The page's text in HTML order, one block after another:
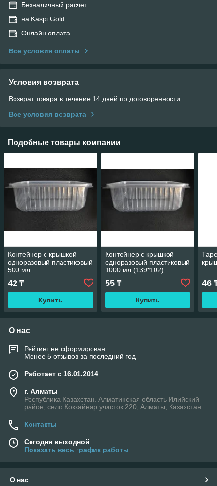
Безналичный расчет
на Kaspi Gold
Онлайн оплата
Все условия оплаты
Условия возврата
Возврат товара в течение 14 дней по договоренности
Все условия возврата
Подобные товары компании
Контейнер с крышкой
одноразовый пластиковый
500 мл
42 ₸
Купить
Контейнер с крышкой
одноразовый пластиковый
1000 мл (139*102)
55₸
Купить
46
О нас
Рейтинг не сформирован
Менее 5 отзывов за последний год
Работает с 16.01.2014
г. Алматы
Республика Казахстан, Алматинская область Илийский
район, село Коккайнар участок 220, Алматы, Казахстан
Контакты
Сегодня выходной
Показать весь график работы
О нас